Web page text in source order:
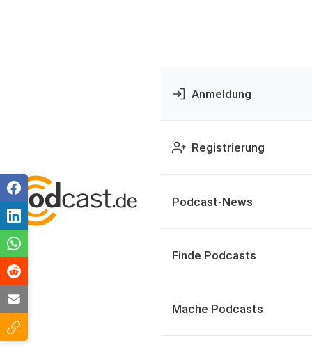
Anmeldung
Registrierung
Podcast-News
Finde Podcasts
Mache Podcasts